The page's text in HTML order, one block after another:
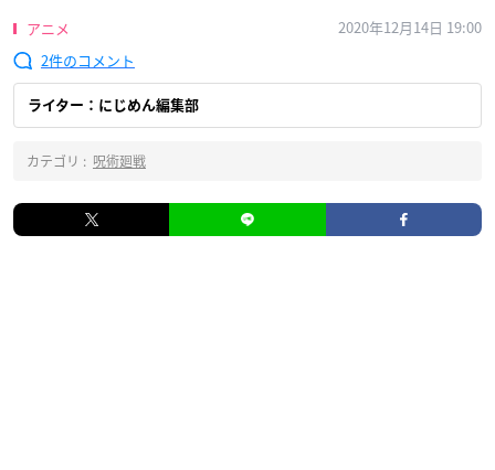
アニメ
2020年12月14日 19:00
2
ライター：にじめん編集部
カテゴリ : 呪術廻戦